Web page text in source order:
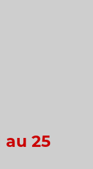
au 25